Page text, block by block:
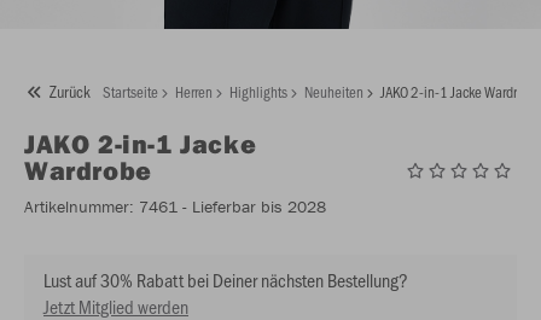
Zurück Startseite Herren Highlights Neuheiten JAKO 2-in-1 Jacke Wardrobe
JAKO 2-in-1 Jacke
Wardrobe
Artikelnummer: 7461 - Lieferbar bis 2028
Lust auf 30% Rabatt bei Deiner nächsten Bestellung?
Jetzt Mitglied werden